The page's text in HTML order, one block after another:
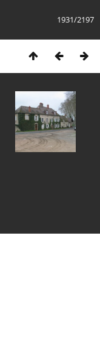
1931/2197